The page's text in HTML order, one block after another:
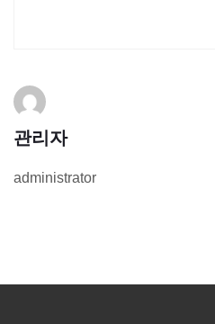
관리자
administrator